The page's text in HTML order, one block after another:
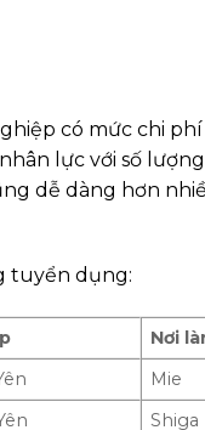
có mức chi
lực với số
dễ dàng hơn
tuyển dụng:
Nơi
Mie
Shiga